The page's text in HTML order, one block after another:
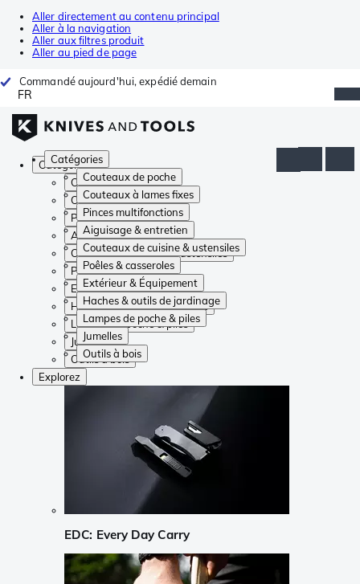
Aller directement au contenu principal
Aller à la navigation
Aller aux filtres produit
Aller au pied de page
Commandé aujourd'hui, expédié demain
FR
Catégories
Couteaux de poche
Couteaux à lames fixes
Pinces multifonctions
Aiguisage & entretien
Couteaux de cuisine & ustensiles
Poêles & casseroles
Extérieur & Équipement
Haches & outils de jardinage
Lampes de poche & piles
Jumelles
Outils à bois
Catégories
Couteaux de poche
Couteaux à lames fixes
Pinces multifonctions
Aiguisage & entretien
Couteaux de cuisine & ustensiles
Poêles & casseroles
Extérieur & Équipement
Haches & outils de jardinage
Lampes de poche & piles
Jumelles
Outils à bois
Explorez
EDC: Every Day Carry